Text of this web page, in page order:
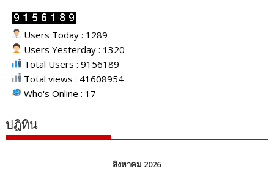
Users Today : 1289
Users Yesterday : 1320
Total Users : 9156189
Total views : 41608954
Who's Online : 17
ปฎิทิน
สิงหาคม 2026